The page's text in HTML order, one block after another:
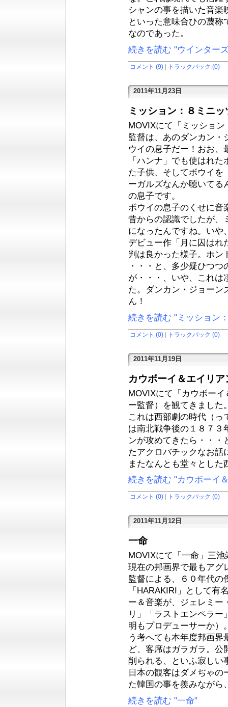
シャンの事を描いた音楽
といった意味合ひの蔑
なのであった。
続きを読む "ウインター
コメント (9) トラックバック (0)
2011年11月23日
ミッション：８ミニッ
MOVIXにて「ミッショ
監督は、あのダンカン・
ウイの息子だー！おお、
「ハンナ」でも使はれ
た子供、そしてボウイを
ーガルズなんか聴いてる
の息子です。
ボウイの息子のくせに音
昔からの認識でしたが、
になったんですね。いや
デビュー作「月に囚はれ
判は良かった様子。ホン
・・・と、多少疑ひつ
が・・・、いや、これは
た。ダンカン・ジョーン
ん！
続きを読む "ミッション
コメント (0) トラックバック (0)
2011年11月19日
カウボーイ＆エイリア
MOVIXにて「カウボー
ー監督）を観てきました
これは西部劇の時代（っ
は南北戦争後の１８７３
ンが攻めてきたら・・・
たアクロバチックなお話
またなんとも堂々とし
続きを読む "カウボーイ
コメント (0) トラックバック (0)
2011年11月12日
一命
MOVIXにて「一命」三
現在の邦画界で最もアグ
監督による、６０年代の
「HARAKIRI」として有
ー＆音楽が、ジェレミー
リ」「ラストエンペラ
明もプロデューサーか）
う考へても本年度邦画
ど、客席はガラガラ。公
削られる、といふ寂しい
日本の観客はダメぢゃ
た韓国の事を羨みながら
続きを読む "一命"